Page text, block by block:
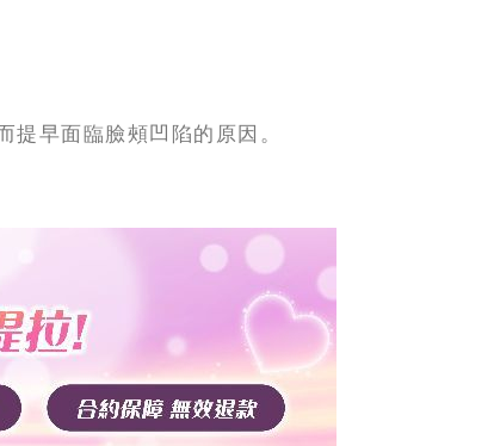
早面臨臉頰凹陷的原因。